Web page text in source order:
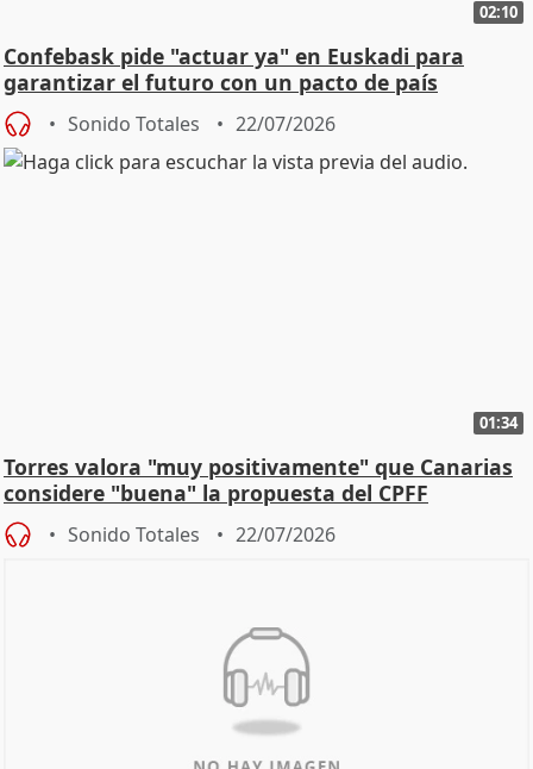
02:10
Confebask pide "actuar ya" en Euskadi para
garantizar el futuro con un pacto de país
Sonido Totales 22/07/2026
01:34
Torres valora "muy positivamente" que Canarias
considere "buena" la propuesta del CPFF
Sonido Totales 22/07/2026